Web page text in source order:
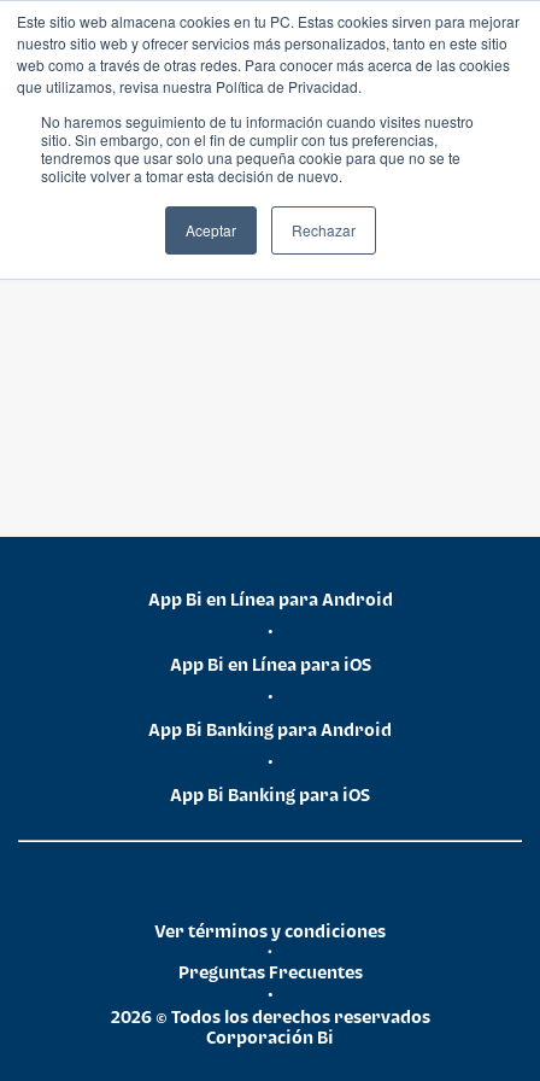
Este sitio web almacena cookies en tu PC. Estas cookies sirven para mejorar
nuestro sitio web y ofrecer servicios más personalizados, tanto en este sitio
web como a través de otras redes. Para conocer más acerca de las cookies
que utilizamos, revisa nuestra Política de Privacidad.
No haremos seguimiento de tu información cuando visites nuestro
sitio. Sin embargo, con el fin de cumplir con tus preferencias,
tendremos que usar solo una pequeña cookie para que no se te
solicite volver a tomar esta decisión de nuevo.
Aceptar Rechazar
App Bi en Línea para Android
•
App Bi en Línea para iOS
•
App Bi Banking para Android
•
App Bi Banking para iOS
2026 © Todos los derechos reservados
Corporación Bi
•
Preguntas Frecuentes
•
Ver términos y condiciones